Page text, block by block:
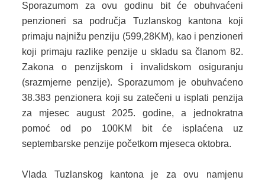
Sporazumom za ovu godinu bit će obuhvaćeni
penzioneri sa područja Tuzlanskog kantona koji
primaju najnižu penziju (599,28KM), kao i penzioneri
koji primaju razlike penzije u skladu sa članom 82.
Zakona o penzijskom i invalidskom osiguranju
(srazmjerne penzije). Sporazumom je obuhvaćeno
38.383 penzionera koji su zatečeni u isplati penzija
za mjesec august 2025. godine, a jednokratna
pomoć od po 100KM bit će isplaćena uz
septembarske penzije početkom mjeseca oktobra.
Vlada Tuzlanskog kantona je za ovu namjenu